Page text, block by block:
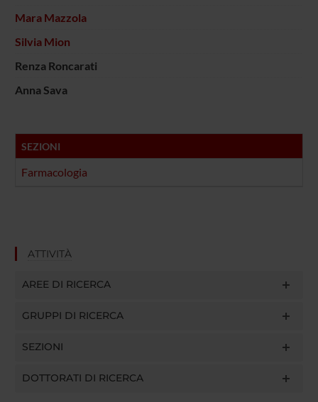
Mara Mazzola
Silvia Mion
Renza Roncarati
Anna Sava
SEZIONI
Farmacologia
ATTIVITÀ
AREE DI RICERCA
GRUPPI DI RICERCA
SEZIONI
DOTTORATI DI RICERCA